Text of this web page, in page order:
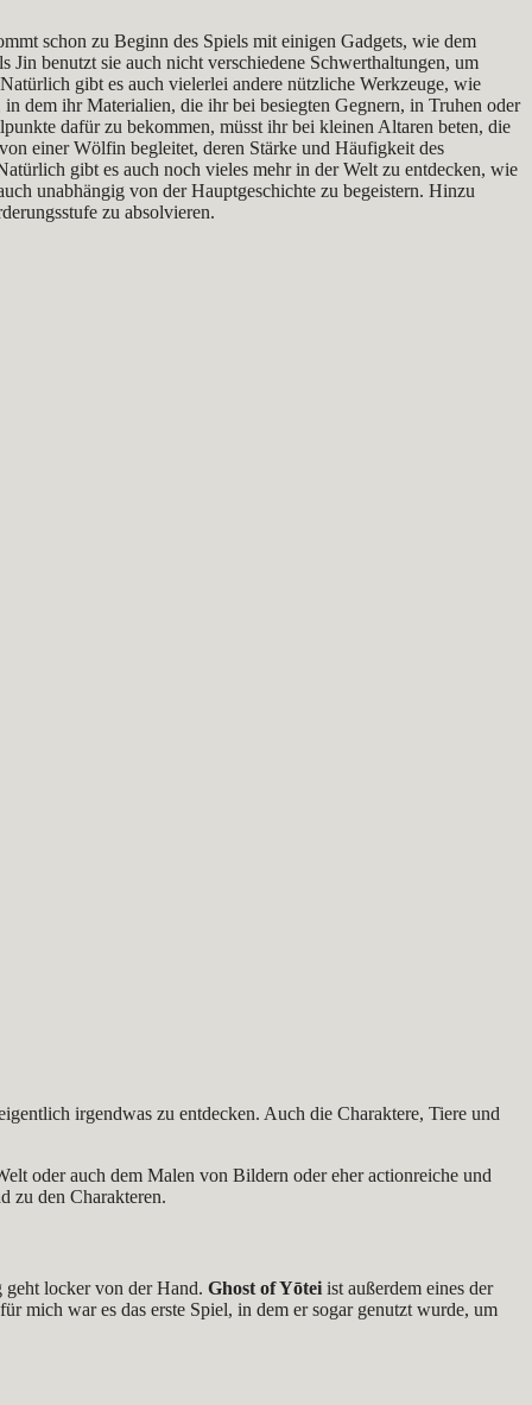
schon zu Beginn des Spiels mit einigen Gadgets, wie dem
benutzt sie auch nicht verschiedene Schwerthaltungen, um
gibt es auch vielerlei andere nützliche Werkzeuge, wie
dem ihr Materialien, die ihr bei besiegten Gegnern, in Truhen oder
dafür zu bekommen, müsst ihr bei kleinen Altaren beten, die
einer Wölfin begleitet, deren Stärke und Häufigkeit des
gibt es auch noch vieles mehr in der Welt zu entdecken, wie
unabhängig von der Hauptgeschichte zu begeistern. Hinzu
zu absolvieren.
irgendwas zu entdecken. Auch die Charaktere, Tiere und
oder auch dem Malen von Bildern oder eher actionreiche und
zu den Charakteren.
geht locker von der Hand. Ghost of Yōtei ist außerdem eines der
mich war es das erste Spiel, in dem er sogar genutzt wurde, um